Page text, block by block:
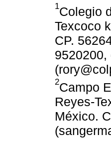
1Colegio
Texcoco
CP.
2Campo
Reyes-
México.